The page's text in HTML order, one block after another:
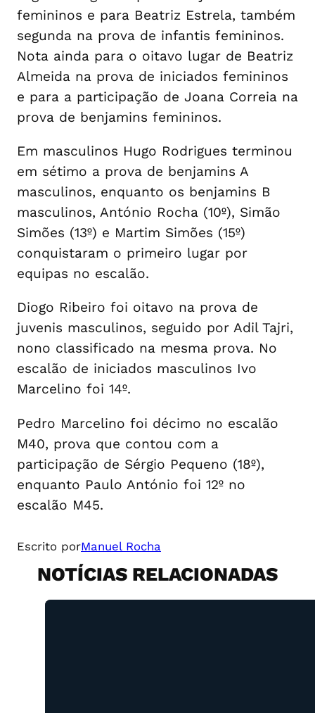
femininos e para Beatriz Estrela, também
segunda na prova de infantis femininos.
Nota ainda para o oitavo lugar de Beatriz
Almeida na prova de iniciados femininos
e para a participação de Joana Correia na
prova de benjamins femininos.
Em masculinos Hugo Rodrigues terminou
em sétimo a prova de benjamins A
masculinos, enquanto os benjamins B
masculinos, António Rocha (10º), Simão
Simões (13º) e Martim Simões (15º)
conquistaram o primeiro lugar por
equipas no escalão.
Diogo Ribeiro foi oitavo na prova de
juvenis masculinos, seguido por Adil Tajri,
nono classificado na mesma prova. No
escalão de iniciados masculinos Ivo
Marcelino foi 14º.
Pedro Marcelino foi décimo no escalão
M40, prova que contou com a
participação de Sérgio Pequeno (18º),
enquanto Paulo António foi 12º no
escalão M45.
Escrito porManuel Rocha
NOTÍCIAS RELACIONADAS